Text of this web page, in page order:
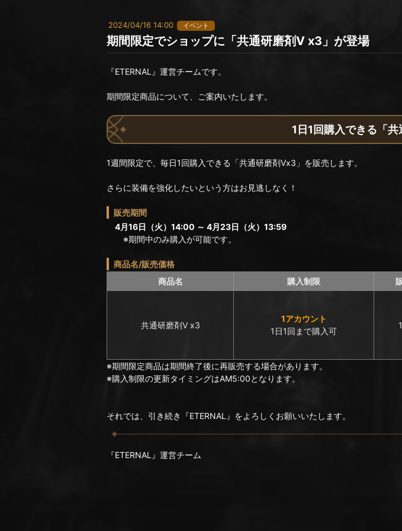
2024/04/16 14:00 イベント
期間限定でショップに「共通研磨剤Ⅴ x3」が登場
『ETERNAL』運営チームです。
期間限定商品について、ご案内いたします。
1日1回購入できる「
1週間限定で、毎日1回購入できる「共通研磨剤Ⅴx3」を販売します。
さらに装備を強化したいという方はお見逃しなく！
販売期間
4月16日（火）14:00 ～ 4月23日（火）13:59
※期間中のみ購入が可能です。
商品名/販売価格
商品名
購入制限
共通研磨剤Ⅴ x3
1アカウント
1日1回まで購入可
※期間限定商品は期間終了後に再販売する場合があります。
※購入制限の更新タイミングはAM5:00となります。
それでは、引き続き『ETERNAL』をよろしくお願いいたします。
『ETERNAL』運営チーム